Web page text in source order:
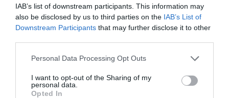
IAB’s list of downstream participants. This information may
also be disclosed by us to third parties on the IAB’s List of
Downstream Participants that may further disclose it to other
Personal Data Processing Opt Outs
I want to opt-out of the Sharing of my
personal data.
Opted In
Σκηνοθεσία – απόδοση: Θέμις Μαρσέλλου
Μουσική διεύθυνση – Διδασκαλία ορχήστρας: Ηλίας
Χορογραφία: Άννα Αθανασιάδη
Σκηνικά: Μαίρη Τσαγκάρη
Φωτισμοί: Μελίνα Μάσχα